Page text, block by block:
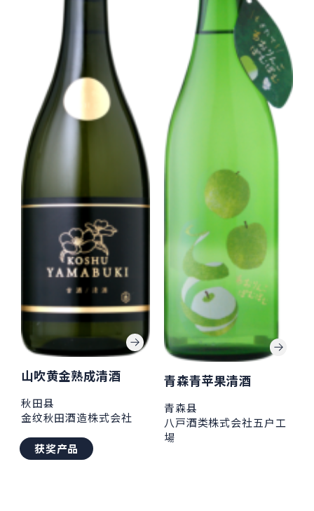
山吹黄金熟成清酒
秋田县
金纹秋田酒造株式会社
获奖产品
青森青苹果清酒
青森县
八戸酒类株式会社五户工
場